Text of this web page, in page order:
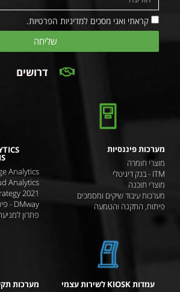
קראתי ואני מסכים למדיניות הפרטיות.
שליחה
דרושים
מערכות פיננסיות
מוצרי חומרה
ITM - בנק דיגיטלי
מוצרי תוכנה
מערכות עיבוד שיקים ומסמכים
פיתוח, התקנה והטמעה
Analytics
Analytics
2021
DMway - פיתוח מודלים
פתרון
עמדות KIOSK לשירות עצמי
מערכות